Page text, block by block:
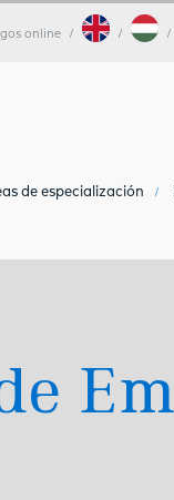
online
de especialización